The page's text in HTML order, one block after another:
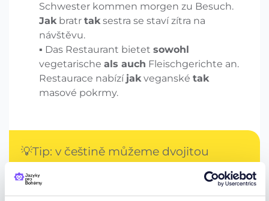
Schwester kommen morgen zu Besuch.
Jakbratr taksestra se staví zítra na
návštěvu.
Das Restaurant bietet sowohl
vegetarische als auch Fleischgerichte an.
Restaurace nabízí jakveganské tak
masové pokrmy.
💡Tip: v češtině můžeme dvojitou
jednoduchou spojkou